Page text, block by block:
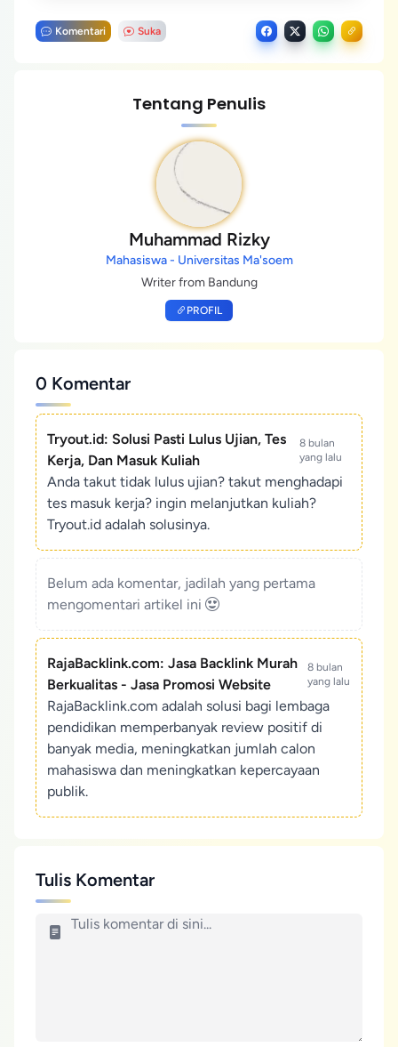
Komentari Suka
Tentang Penulis
Muhammad Rizky
Mahasiswa - Universitas Ma'soem
Writer from Bandung
PROFIL
0 Komentar
Tryout.id: Solusi Pasti Lulus Ujian, Tes
Kerja, Dan Masuk Kuliah
8 bulan
yang lalu
Anda takut tidak lulus ujian? takut menghadapi
tes masuk kerja? ingin melanjutkan kuliah?
Tryout.id adalah solusinya.
Belum ada komentar, jadilah yang pertama
mengomentari artikel ini
RajaBacklink.com: Jasa Backlink Murah
Berkualitas - Jasa Promosi Website
8 bulan
yang lalu
RajaBacklink.com adalah solusi bagi lembaga
pendidikan memperbanyak review positif di
banyak media, meningkatkan jumlah calon
mahasiswa dan meningkatkan kepercayaan
publik.
Tulis Komentar